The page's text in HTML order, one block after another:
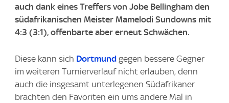
auch dank eines Treffers von Jobe Bellingham den
südafrikanischen Meister Mamelodi Sundowns mit
4:3 (3:1), offenbarte aber erneut Schwächen.
Diese kann sich Dortmund gegen bessere Gegner
im weiteren Turnierverlauf nicht erlauben, denn
auch die insgesamt unterlegenen Südafrikaner
brachten den Favoriten ein ums andere Mal in